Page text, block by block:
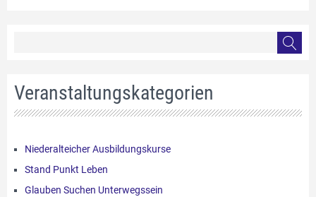
Veranstaltungskategorien
Niederalteicher Ausbildungskurse
Stand Punkt Leben
Glauben Suchen Unterwegssein